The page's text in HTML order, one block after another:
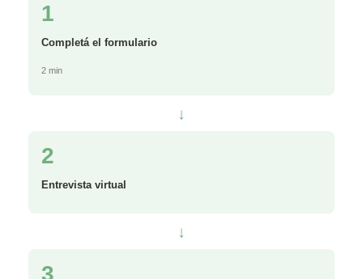
1
Completá el formulario
2 min
↓
2
Entrevista virtual
↓
3